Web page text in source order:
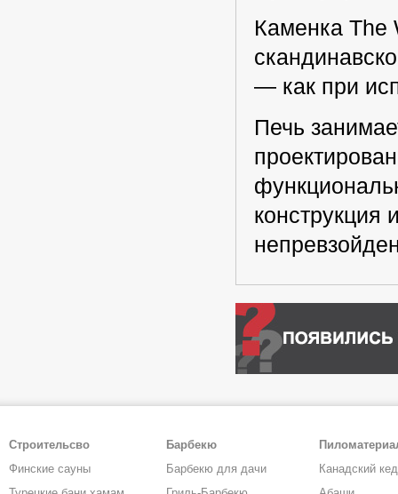
Каменка The
— как при
Печь
конструкция
Строительсво
Финские сауны
Барбекю
Барбекю для дачи
Канадский